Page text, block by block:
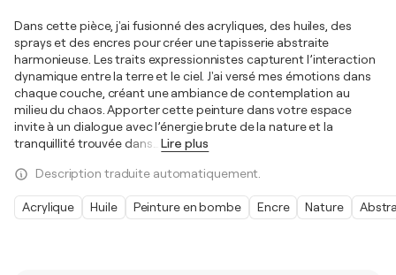
Dans cette pièce, j'ai fusionné des acryliques, des huiles, des
sprays et des encres pour créer une tapisserie abstraite
harmonieuse. Les traits expressionnistes capturent l’interaction
dynamique entre la terre et le ciel. J'ai versé mes émotions dans
chaque couche, créant une ambiance de contemplation au
milieu du chaos. Apporter cette peinture dans votre espace
invite à un dialogue avec l’énergie brute de la nature et la
tranquillité trouvée dans
Lire plus
Description traduite automatiquement.
Acrylique Huile Peinture en bombe Encre Nature